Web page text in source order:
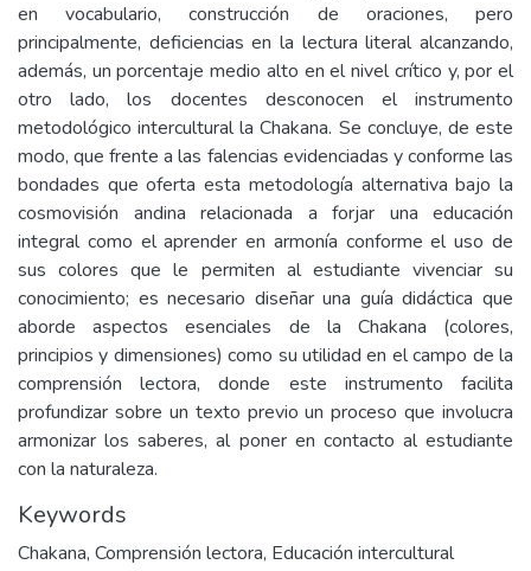
en vocabulario, construcción de oraciones, pero
principalmente, deficiencias en la lectura literal alcanzando,
además, un porcentaje medio alto en el nivel crítico y, por el
otro lado, los docentes desconocen el instrumento
metodológico intercultural la Chakana. Se concluye, de este
modo, que frente a las falencias evidenciadas y conforme las
bondades que oferta esta metodología alternativa bajo la
cosmovisión andina relacionada a forjar una educación
integral como el aprender en armonía conforme el uso de
sus colores que le permiten al estudiante vivenciar su
conocimiento; es necesario diseñar una guía didáctica que
aborde aspectos esenciales de la Chakana (colores,
principios y dimensiones) como su utilidad en el campo de la
comprensión lectora, donde este instrumento facilita
profundizar sobre un texto previo un proceso que involucra
armonizar los saberes, al poner en contacto al estudiante
con la naturaleza.
Keywords
Chakana, Comprensión lectora, Educación intercultural